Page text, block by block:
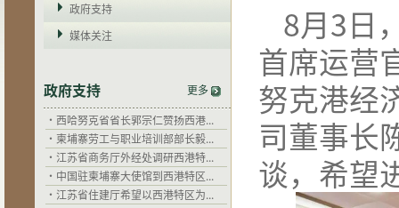
政府支持
媒体关注
政府支持 更多
·干拉省省长郭宗仁：西港特区以...
·西哈努克省省长郭宗仁赞扬西港...
· 柬埔寨劳工与职业培训部部长毅...
· 江苏省商务厅外经处调研西港特...
· 中国驻柬埔寨大使馆到西港特区...
· 江苏省住建厅希望以西港特区为...
· 关心企业发展，西哈努克省省长...
8月3日
首席运营
努克港经
司董事长
谈，希望